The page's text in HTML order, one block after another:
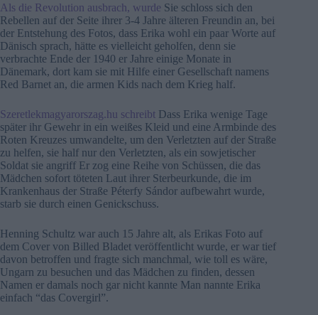
Als die Revolution ausbrach, wurde Sie schloss sich den
Rebellen auf der Seite ihrer 3-4 Jahre älteren Freundin an, bei
der Entstehung des Fotos, dass Erika wohl ein paar Worte auf
Dänisch sprach, hätte es vielleicht geholfen, denn sie
verbrachte Ende der 1940 er Jahre einige Monate in
Dänemark, dort kam sie mit Hilfe einer Gesellschaft namens
Red Barnet an, die armen Kids nach dem Krieg half.
Szeretlekmagyarorszag.hu schreibt Dass Erika wenige Tage
später ihr Gewehr in ein weißes Kleid und eine Armbinde des
Roten Kreuzes umwandelte, um den Verletzten auf der Straße
zu helfen, sie half nur den Verletzten, als ein sowjetischer
Soldat sie angriff Er zog eine Reihe von Schüssen, die das
Mädchen sofort töteten Laut ihrer Sterbeurkunde, die im
Krankenhaus der Straße Péterfy Sándor aufbewahrt wurde,
starb sie durch einen Genickschuss.
Henning Schultz war auch 15 Jahre alt, als Erikas Foto auf
dem Cover von Billed Bladet veröffentlicht wurde, er war tief
davon betroffen und fragte sich manchmal, wie toll es wäre,
Ungarn zu besuchen und das Mädchen zu finden, dessen
Namen er damals noch gar nicht kannte Man nannte Erika
einfach “das Covergirl”.